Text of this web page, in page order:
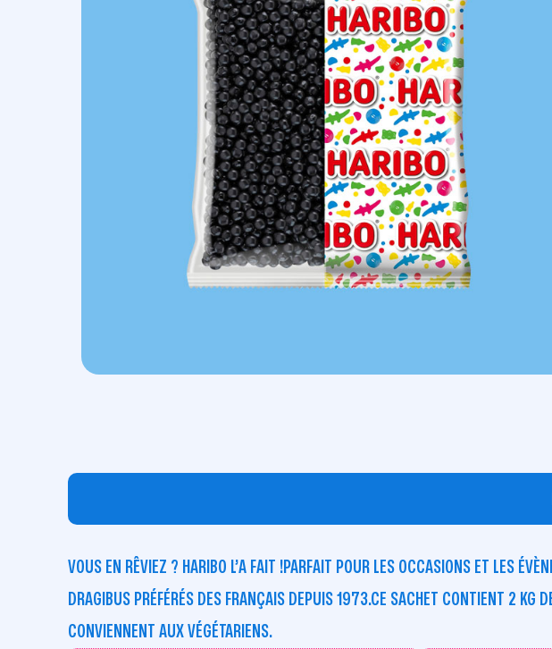
VOUS EN RÊVIEZ ? HARIBO L’A FAIT !PARFAIT POUR LES OCCASIONS ET LES
DRAGIBUS PRÉFÉRÉS DES FRANÇAIS DEPUIS 1973.CE SACHET CONTIENT 2 KG
CONVIENNENT AUX VÉGÉTARIENS.